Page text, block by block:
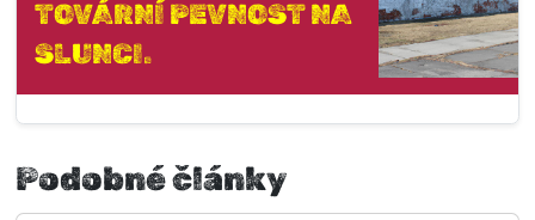
TOVÁRNÍ PEVNOST NA
SLUNCI.
Podobné články